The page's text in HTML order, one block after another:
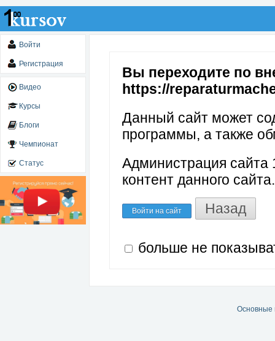
Войти
Регистрация
Видео
Курсы
Блоги
Чемпионат
Статус
Вы переходите по
https://
Данный сайт может
программы, а также
Администрация сайта
контент данного сайта.
Войти на сайт Назад
больше не
Основные